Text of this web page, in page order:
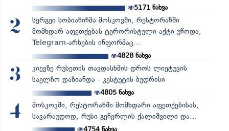
5171 ნახვა
2
სერგეი სობიანინმა მოსკოვში, რესტორანში
მომხდარ აფეთქებას ტერორისტული აქტი უწოდა,
Telegram-არხების ინფორმაც...
4828ნახვა
3
კიევზე რუსეთის თავდასხმის დროს ლიეტუვის
საელჩო დაზიანდა - კესტუტის ბუდრისი
4805ნახვა
4
მოსკოვში, რესტორანში მომხდარი აფეთქებისას,
სავარაუდოდ, რუსი გენერლის ქალიშვილი და...
4754ნახვა